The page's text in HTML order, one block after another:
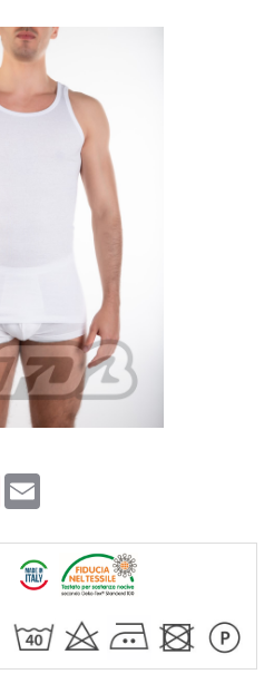
Pinterest